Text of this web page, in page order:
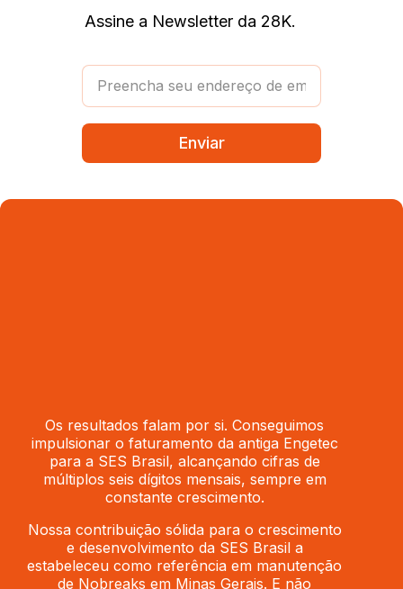
Assine a Newsletter da 28K.
Enviar
Os resultados falam por si. Conseguimos
impulsionar o faturamento da antiga Engetec
para a SES Brasil, alcançando cifras de
múltiplos seis dígitos mensais, sempre em
constante crescimento.
Nossa contribuição sólida para o crescimento
e desenvolvimento da SES Brasil a
estabeleceu como referência em manutenção
de Nobreaks em Minas Gerais. E não